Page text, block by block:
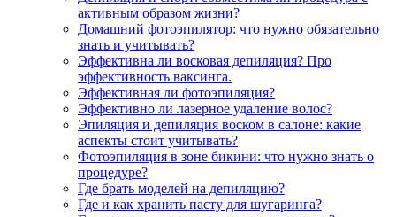
активным образом жизни?
Домашний фотоэпилятор: что нужно обязательно
знать и учитывать?
Эффективна ли восковая депиляция? Про
эффективность ваксинга.
Эффективная ли фотоэпиляция?
Эффективно ли лазерное удаление волос?
Эпиляция и депиляция воском в салоне: какие
аспекты стоит учитывать?
Фотоэпиляция в зоне бикини: что нужно знать о
процедуре?
Где брать моделей на депиляцию?
Где и как хранить пасту для шугаринга?